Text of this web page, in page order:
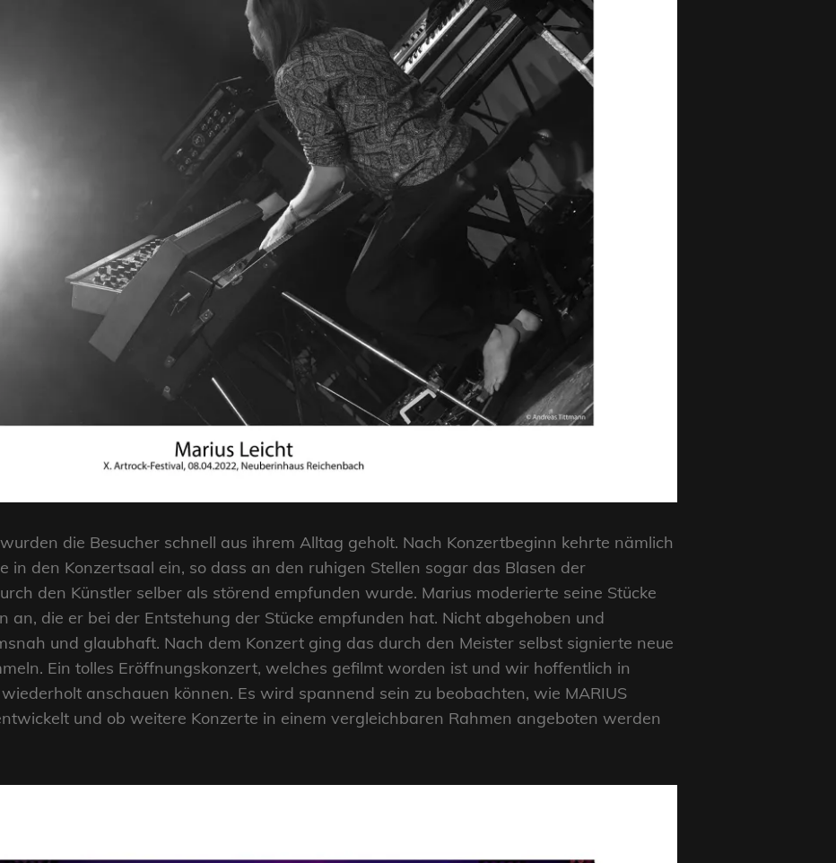
die Besucher schnell aus ihrem Alltag geholt. Nach Konzertbeginn kehrte nämlich
in den Konzertsaal ein, so dass an den ruhigen Stellen sogar das Blasen der
den Künstler selber als störend empfunden wurde. Marius moderierte seine Stücke
an, die er bei der Entstehung der Stücke empfunden hat. Nicht abgehoben und
und glaubhaft. Nach dem Konzert ging das durch den Meister selbst signierte neue
Ein tolles Eröffnungskonzert, welches gefilmt worden ist und wir hoffentlich in
anschauen können. Es wird spannend sein zu beobachten, wie MARIUS
und ob weitere Konzerte in einem vergleichbaren Rahmen angeboten werden